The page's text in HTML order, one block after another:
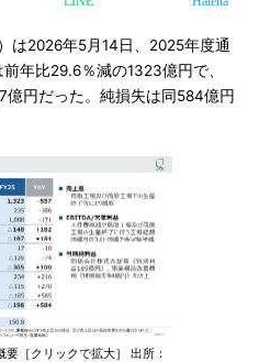
は2026年5月14日、2025年度通
年比29.6％減の1323億円で、
億円だった。純損失は同584億円
［クリックで拡大］ 出所：